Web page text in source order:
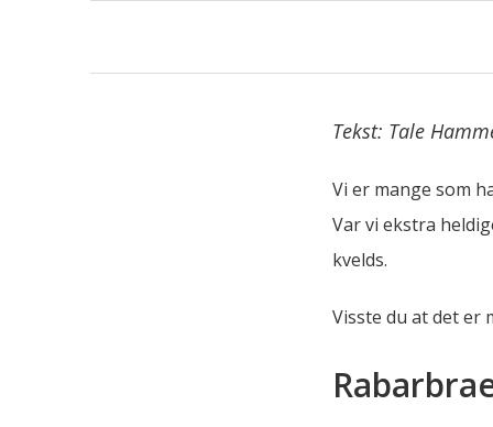
Tekst: Tale
Vi er mange som
Var vi ekstra
kvelds.
Visste du at det er